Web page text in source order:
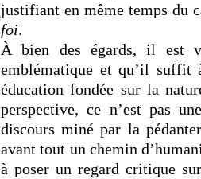
justifiant en même temps du
foi.
À bien des égards, il est
emblématique et qu’il suffit
éducation fondée sur la
perspective, ce n’est pas
discours miné par la
avant tout un chemin
à poser un regard critique